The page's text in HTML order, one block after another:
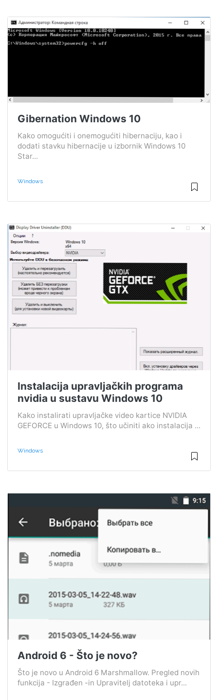
Gibernation Windows 10
Kako omogućiti i onemogućiti hibernaciju, kao i
dodati stavku hibernacije u izbornik Windows 10
Star...
Windows
Instalacija upravljačkih programa
nvidia u sustavu Windows 10
Kako instalirati upravljačke video kartice NVIDIA
GEFORCE u Windows 10, što učiniti ako instalacija ...
Windows
Android 6 - Što je novo?
Što je novo u Android 6 Marshmallow. Pregled novih
funkcija - Izgrađen -in Upravitelj datoteka i upr...